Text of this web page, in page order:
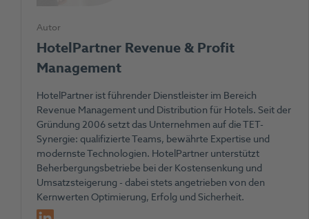
Autor
HotelPartner Revenue & Profit
Management
HotelPartner ist führender Dienstleister im Bereich
Revenue Management und Distribution für Hotels. Seit der
Gründung 2006 setzt das Unternehmen auf die TET-
Synergie: qualifizierte Teams, bewährte Expertise und
modernste Technologien. HotelPartner unterstützt
Beherbergungsbetriebe bei der Kostensenkung und
Umsatzsteigerung - dabei stets angetrieben von den
Kernwerten Optimierung, Erfolg und Sicherheit.
LinkedIn